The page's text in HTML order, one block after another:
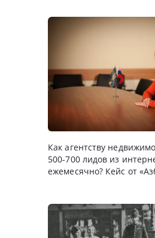
Как агентству
500-700 лидов из
ежемесячно? Кейс от